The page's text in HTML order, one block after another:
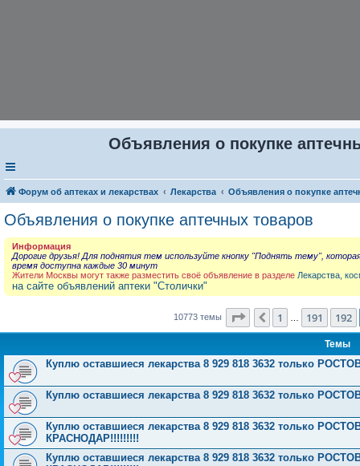
Объявления о покупке
Форум об аптеках и лекарствах Лекарства Объявления о покупке
Объявления о покупке аптечных товаров
Информация
Дорогие друзья! Для поднятия тем используйте кнопку "Поднять тему",
время доступна каждые 30 минут
Жители Москвы могут также разместить своё объявление в разделе Лекарства,
на сайте объявлений аптеки "Столички"
10773 темы Страница 193из 431
Пред.
1 191 192
Темы
Куплю оставшиеся лекарства 8 929 818 3632 только
Куплю оставшиеся лекарства 8 929 818 3632 только
Куплю оставшиеся лекарства 8 929 818 3632 только
КРАСНОДАР!!!!!!!!!
Куплю оставшиеся лекарства 8 929 818 3632 только